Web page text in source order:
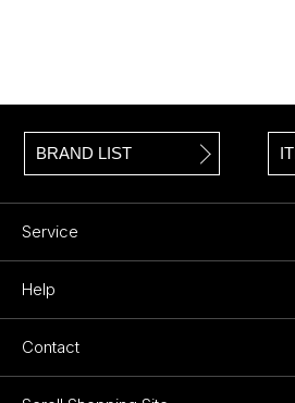
BRAND LIST
Service
Help
Contact